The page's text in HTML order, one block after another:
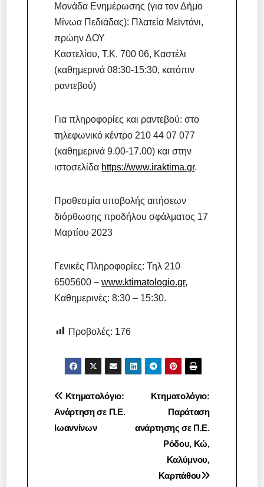
Μονάδα Ενημέρωσης (για τον Δήμο
Μίνωα Πεδιάδας): Πλατεία Μεϊντάνι,
πρώην ΔΟΥ
Καστελίου, T.K. 700 06, Καστέλι
(καθημερινά 08:30-15:30, κατόπιν
ραντεβού)
Για πληροφορίες και ραντεβού: στο
τηλεφωνικό κέντρο 210 44 07 077
(καθημερινά 9.00-17.00) και στην
ιστοσελίδα https://www.iraktima.gr.
Προθεσμία υποβολής αιτήσεων
διόρθωσης προδήλου σφάλματος 17
Μαρτίου 2023
Γενικές Πληροφορίες: Τηλ 210
6505600 –www.ktimatologio.gr,
Καθημερινές: 8:30 – 15:30.
Προβολές: 176
Πλοήγηση
άρθρων
Κτηματολόγιο:
Παράταση
ανάρτησης σε Π.Ε.
Ρόδου, Κώ,
Καλύμνου,
Καρπάθου
Κτηματολόγιο:
Ανάρτηση σε Π.Ε.
Ιωαννίνων